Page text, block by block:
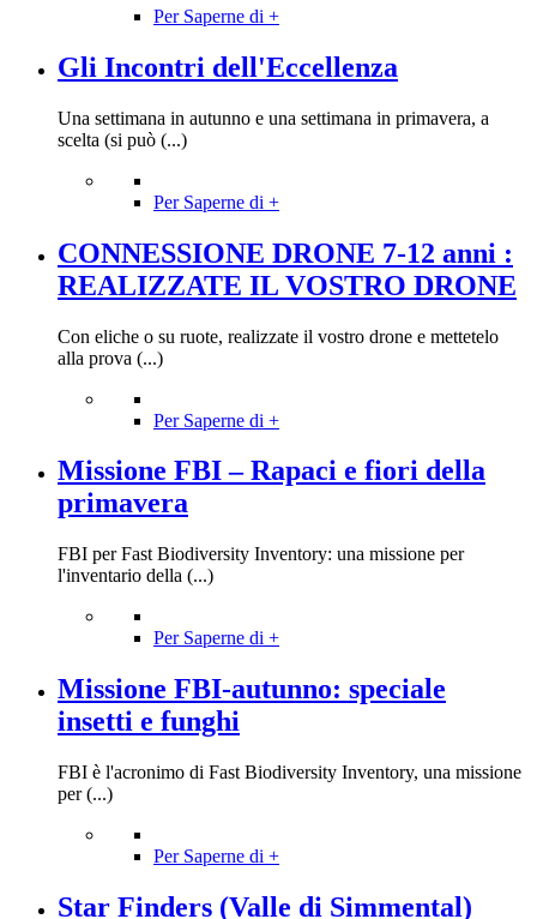
Per Saperne di +
Gli Incontri dell'Eccellenza
Una settimana in autunno e una settimana in primavera, a
scelta (si può (...)
Per Saperne di +
CONNESSIONE DRONE 7-12 anni :
REALIZZATE IL VOSTRO DRONE
Con eliche o su ruote, realizzate il vostro drone e mettetelo
alla prova (...)
Per Saperne di +
Missione FBI – Rapaci e fiori della
primavera
FBI per Fast Biodiversity Inventory: una missione per
l'inventario della (...)
Per Saperne di +
Missione FBI-autunno: speciale
insetti e funghi
FBI è l'acronimo di Fast Biodiversity Inventory, una missione
per (...)
Per Saperne di +
Star Finders (Valle di Simmental)